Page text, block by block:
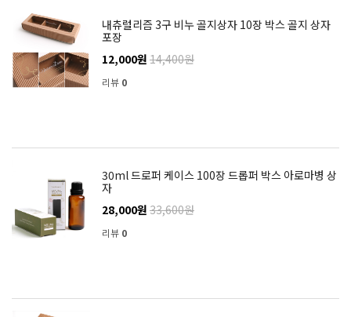
내츄럴리즘 3구 비누 골지상자 10장 박스 골지 상자
포장
12,000원 14,400원
리뷰 0
30ml 드로퍼 케이스 100장 드롭퍼 박스 아로마병 상
자
28,000원 33,600원
리뷰 0